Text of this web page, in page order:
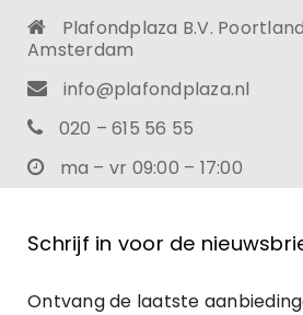
Plafondplaza B.V. Poortland
Amsterdam
info@plafondplaza.nl
020 – 615 56 55
ma – vr 09:00 – 17:00
Schrijf in voor de
Ontvang de laatste